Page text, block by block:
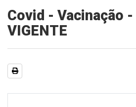
Covid - Vacinação -
VIGENTE